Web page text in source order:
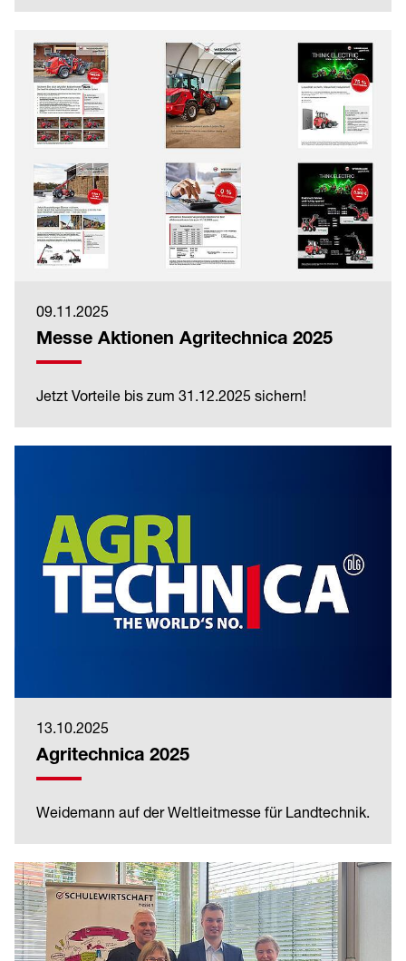
09.11.2025
Messe Aktionen Agritechnica 2025
Jetzt Vorteile bis zum 31.12.2025 sichern!
13.10.2025
Agritechnica 2025
Weidemann auf der Weltleitmesse für Landtechnik.